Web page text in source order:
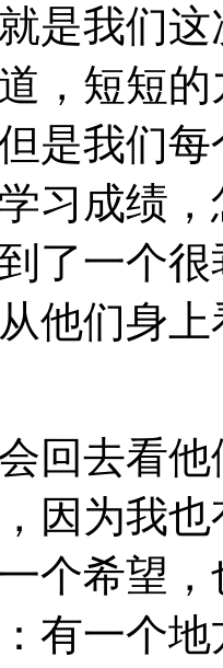
是我们
，短短
是我们
习成绩
了一个
他们身
回去看
因为我
个希望
有一个